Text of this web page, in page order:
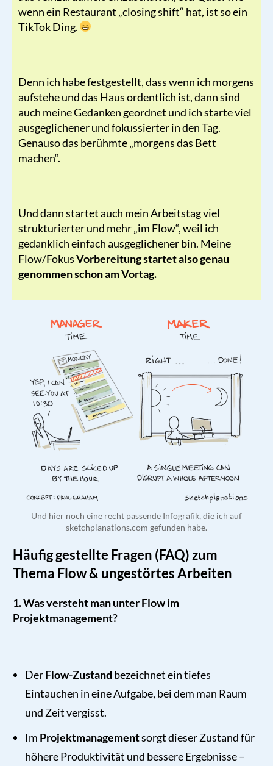
wenn ein Restaurant „closing shift“ hat, ist so ein
TikTok Ding.
Denn ich habe festgestellt, dass wenn ich morgens
aufstehe und das Haus ordentlich ist, dann sind
auch meine Gedanken geordnet und ich starte viel
ausgeglichener und fokussierter in den Tag.
Genauso das berühmte „morgens das Bett
machen“.
Und dann startet auch mein Arbeitstag viel
strukturierter und mehr „im Flow“, weil ich
gedanklich einfach ausgeglichener bin. Meine
Flow/FokusVorbereitung startet also genau
genommen schon am Vortag.
Und hier noch eine recht passende Infografik, die ich auf
sketchplanations.com gefunden habe.
Häufig gestellte Fragen (FAQ) zum
Thema Flow & ungestörtes Arbeiten
1. Was versteht man unter Flow im
Projektmanagement?
DerFlow-Zustand bezeichnet ein tiefes
Eintauchen in eine Aufgabe, bei dem man Raum
und Zeit vergisst.
Im Projektmanagementsorgt dieser Zustand für
höhere Produktivität und bessere Ergebnisse –